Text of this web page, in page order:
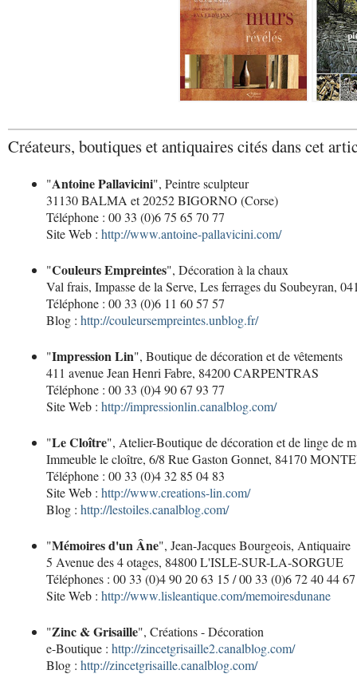
Créateurs, boutiques et antiquaires cités dans cet
"Antoine Pallavicini", Peintre sculpteur
31130 BALMA et 20252 BIGORNO (Corse)
Téléphone : 00 33 (0)6 75 65 70 77
Site Web : http://www.antoine-pallavicini.com/
"Couleurs Empreintes", Décoration à la chaux
Val frais, Impasse de la Serve, Les ferrages du Soubeyran,
Téléphone : 00 33 (0)6 11 60 57 57
Blog : http://couleursempreintes.unblog.fr/
"Impression Lin", Boutique de décoration et de vêtements
411 avenue Jean Henri Fabre, 84200 CARPENTRAS
Téléphone : 00 33 (0)4 90 67 93 77
Site Web : http://impressionlin.canalblog.com/
"Le Cloître", Atelier-Boutique de décoration et de linge de
Immeuble le cloître, 6/8 Rue Gaston Gonnet, 84170
Téléphone : 00 33 (0)4 32 85 04 83
Site Web : http://www.creations-lin.com/
Blog : http://lestoiles.canalblog.com/
"Mémoires d'un Âne", Jean-Jacques Bourgeois, Antiquaire
5 Avenue des 4 otages, 84800 L'ISLE-SUR-LA-SORGUE
Téléphones : 00 33 (0)4 90 20 63 15 / 00 33 (0)6 72 40 44 67
Site Web : http://www.lisleantique.com/memoiresdunane
"Zinc & Grisaille", Créations - Décoration
e-Boutique : http://zincetgrisaille2.canalblog.com/
Blog : http://zincetgrisaille.canalblog.com/